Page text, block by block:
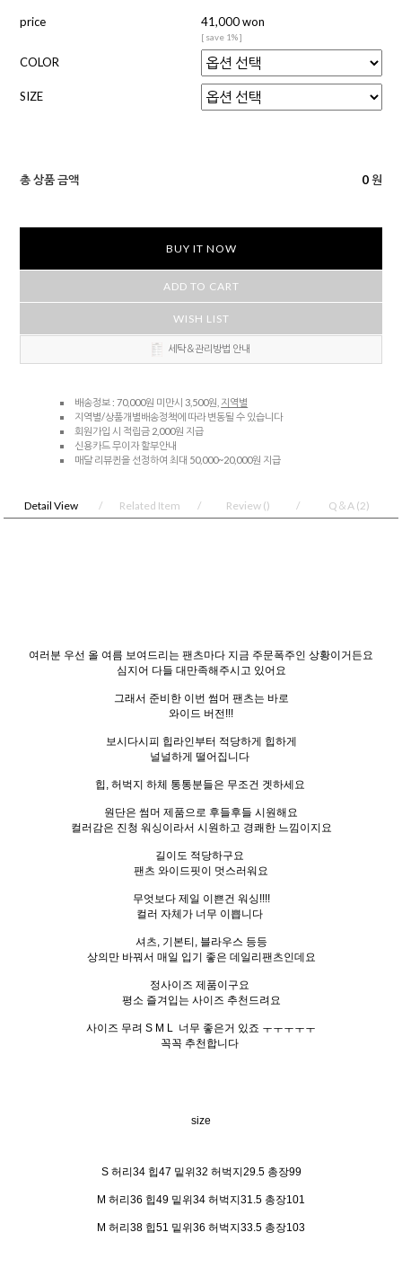
price 41,000 won
[ save 1% ]
COLOR
SIZE
총 상품 금액 0 원
BUY IT NOW
ADD TO CART
WISH LIST
세탁＆관리방법 안내
배송정보 : 70,000원 미만시 3,500원, 지역별
지역별/상품개별배송정책에 따라 변동될 수 있습니다
회원가입 시 적립금 2,000원 지급
신용카드 무이자 할부안내
매달 리뷰퀸을 선정하여 최대 50,000~20,000원 지급
Detail View Related Item Review () Q＆A (2)
여러분 우선 올 여름 보여드리는 팬츠마다 지금 주문폭주인 상황이거든요
심지어 다들 대만족해주시고 있어요
그래서 준비한 이번 썸머 팬츠는 바로
와이드 버전!!!
보시다시피 힙라인부터 적당하게 힙하게
널널하게 떨어집니다
힙, 허벅지 하체 통통분들은 무조건 겟하세요
원단은 썸머 제품으로 후들후들 시원해요
컬러감은 진청 워싱이라서 시원하고 경쾌한 느낌이지요
길이도 적당하구요
팬츠 와이드핏이 멋스러워요
무엇보다 제일 이쁜건 워싱!!!!
컬러 자체가 너무 이쁩니다
셔츠, 기본티, 블라우스 등등
상의만 바꿔서 매일 입기 좋은 데일리팬츠인데요
정사이즈 제품이구요
평소 즐겨입는 사이즈 추천드려요
사이즈 무려 S M L 너무 좋은거 있죠 ㅜㅜㅜㅜㅜ
꼭꼭 추천합니다
size
S 허리34 힙47 밑위32 허벅지29.5 총장99
M 허리36 힙49 밑위34 허벅지31.5 총장101
M 허리38 힙51 밑위36 허벅지33.5 총장103